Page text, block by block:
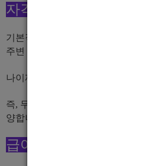
자격조건
기본적으로 긍정적으로 마인드를 갖추
주변 사람들과 잘 지내고, 이 일에 관
나이제한은 당연히 없으며, 초보도 가
즉, 무엇이든 맞추어 나가면 되는데,
양합니다.
급여조건